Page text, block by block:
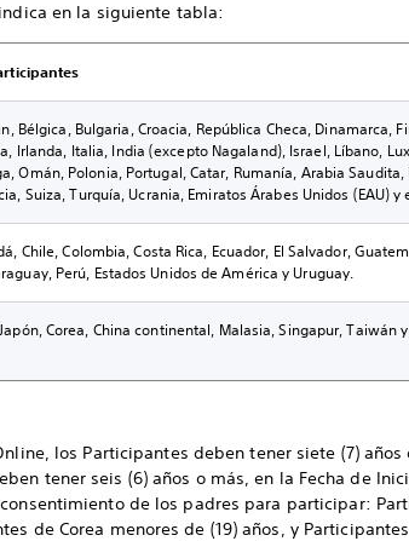
en la siguiente tabla:
Bélgica, Bulgaria, Croacia, República Checa, Dinamarca,
Irlanda, Italia, India (excepto Nagaland), Israel, Líbano,
Omán, Polonia, Portugal, Catar, Rumanía, Arabia
Suiza, Turquía, Ucrania, Emiratos Árabes Unidos (EAU) y
Chile, Colombia, Costa Rica, Ecuador, El Salvador,
Perú, Estados Unidos de América y Uruguay.
Corea, China continental, Malasia, Singapur, Taiwán
los Participantes deben tener siete (7) años
tener seis (6) años o más, en la Fecha de
de los padres para participar:
de Corea menores de (19) años, y